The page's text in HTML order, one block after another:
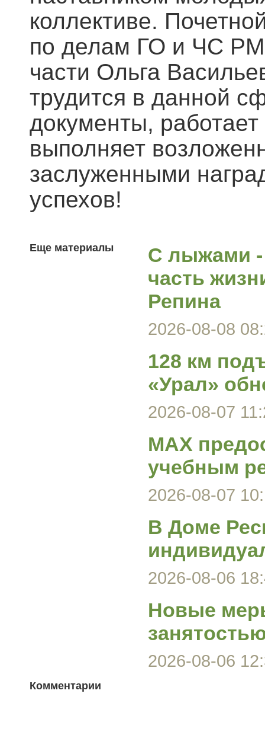
коллективе.
по делам ГО и ЧС РМ
части Ольга
трудится в данной
документы,
выполняет
заслуженными
успехов!
Еще материалы
С лыжами -
часть
Репина
2026-08-08
128 км
«Урал»
2026-08-07
MAX
учебным
2026-08-07
В Доме
2026-08-06
Новые
2026-08-06
Комментарии